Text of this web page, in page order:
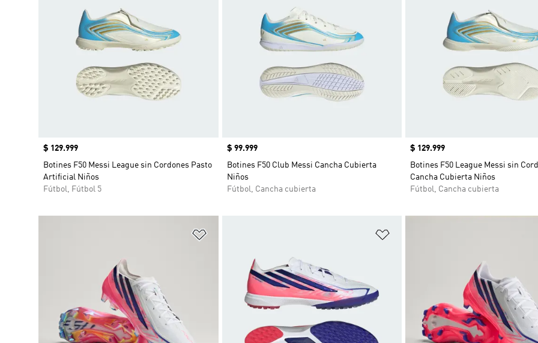
Precio
$ 129.999
Botines F50 Messi League sin Cordones Pasto
Artificial Niños
Fútbol, Fútbol 5
Precio
$ 99.999
Botines F50 Club Messi Cancha Cubierta
Niños
Fútbol, Cancha cubierta
Precio
$ 129.999
Botines F50 League Messi sin
Cancha Cubierta Niños
Fútbol, Cancha cubierta